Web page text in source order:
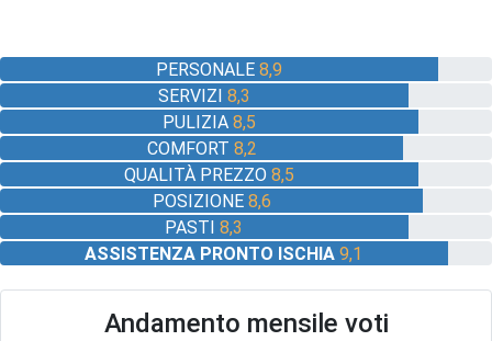
PERSONALE 8,9
SERVIZI 8,3
PULIZIA 8,5
COMFORT 8,2
QUALITÀ PREZZO 8,5
POSIZIONE 8,6
PASTI8,3
ASSISTENZA PRONTO ISCHIA 9,1
Andamento mensile voti